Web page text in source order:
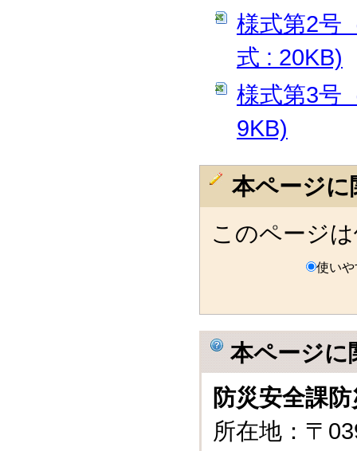
様式第2号
式 : 20KB)
様式第3号
9KB)
本ページ
このページ
使い
本ページに
防災安全課
所在地：〒